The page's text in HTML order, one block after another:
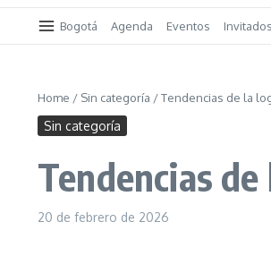
Bogotá Agenda Eventos Invitados
Home / Sin categoría /Tendencias de la
Sin categoría
Tendencias
20 de febrero de 2026